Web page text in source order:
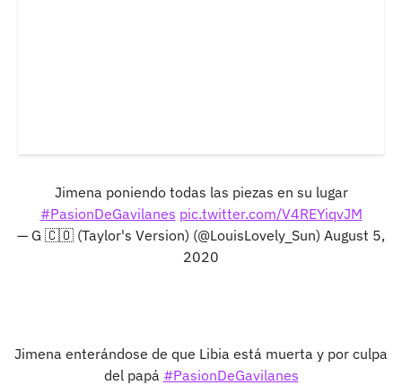
Jimena poniendo todas las piezas en su lugar
#PasionDeGavilanes pic.twitter.com/V4REYiqvJM
— G 🇨🇴 (Taylor's Version) (@LouisLovely_Sun) August 5,
2020
Jimena enterándose de que Libia está muerta y por culpa
del papá #PasionDeGavilanes